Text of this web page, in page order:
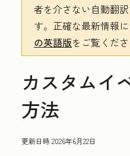
者を介さない自動翻
す。 正確な最新情報
の英語版をご覧くださ
カスタムイ
方法
更新日時2026年6月22日